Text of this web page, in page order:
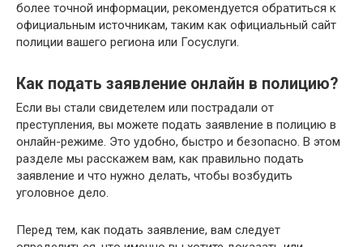
более точной информации, рекомендуется обратиться к
официальным источникам, таким как официальный сайт
полиции вашего региона или Госуслуги.
Как подать заявление онлайн в полицию?
Если вы стали свидетелем или пострадали от
преступления, вы можете подать заявление в полицию в
онлайн-режиме. Это удобно, быстро и безопасно. В этом
разделе мы расскажем вам, как правильно подать
заявление и что нужно делать, чтобы возбудить
уголовное дело.
Перед тем, как подать заявление, вам следует